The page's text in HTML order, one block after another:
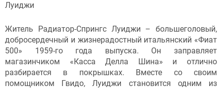
Луиджи
Житель Радиатор-Спрингс Луиджи – большеголовый,
добросердечный и жизнерадостный итальянский «Фиат
500» 1959-го года выпуска. Он заправляет
магазинчиком «Касса Делла Шина» и отлично
разбирается в покрышках. Вместе со своим
помощником Гвидо, Луиджи становится одним из